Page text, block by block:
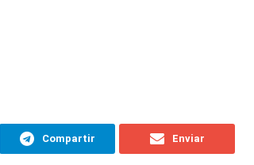
Compartir Enviar